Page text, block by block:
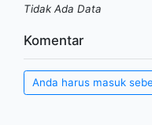
Tidak Ada Data
Komentar
Anda harus masuk